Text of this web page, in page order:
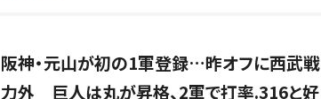
阪神・元山が初の1軍登録…昨オフに西武戦
力外 巨人は丸が昇格、2軍で打率.316と好